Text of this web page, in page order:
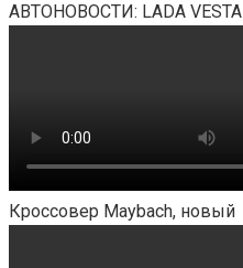
АВТОНОВОСТИ: LADA VESTA
Кроссовер Maybach, новый